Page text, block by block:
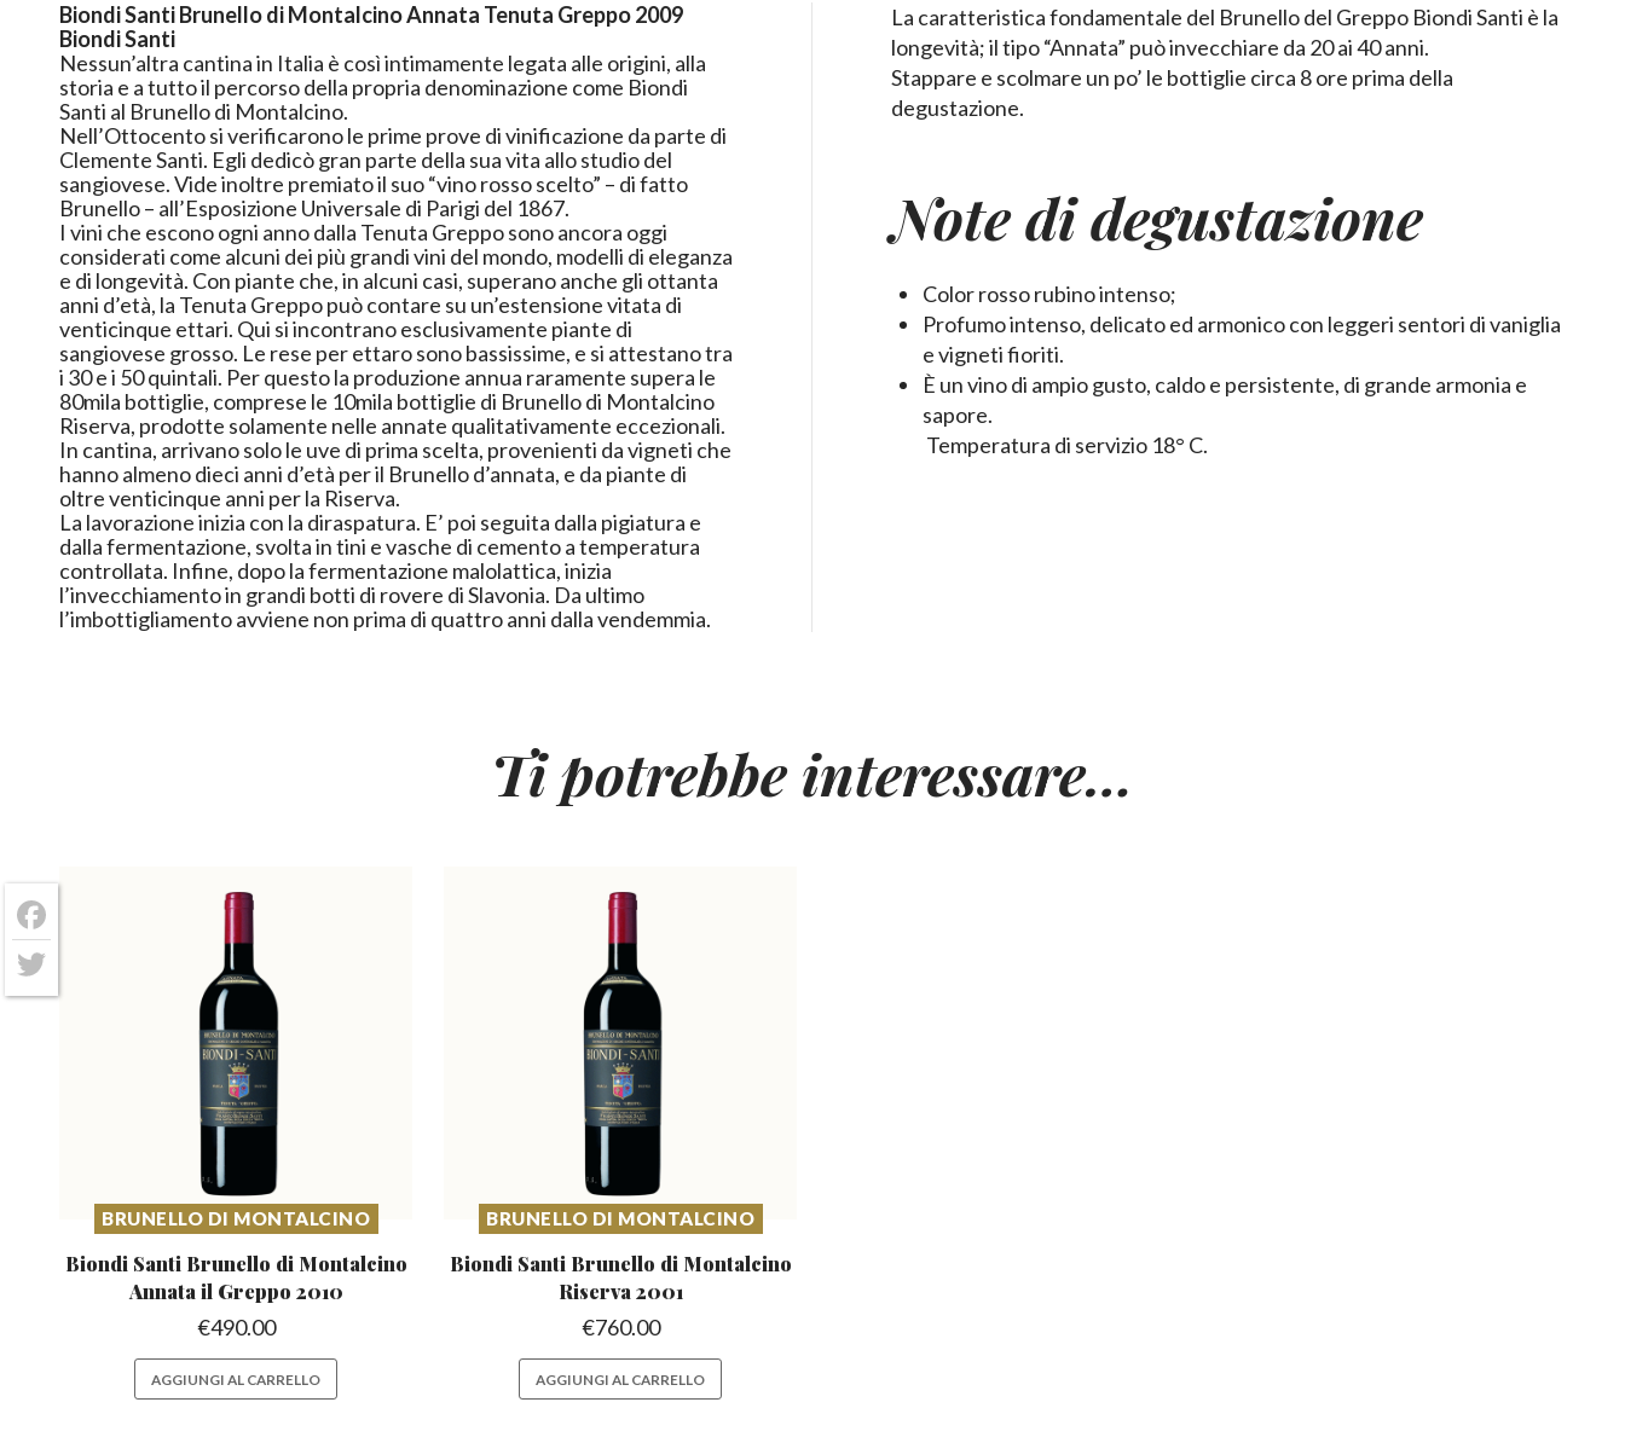
Biondi Santi Brunello di Montalcino Annata Tenuta Greppo 2009
Biondi Santi
Nessun’altra cantina in Italia è così intimamente legata alle origini, alla
storia e a tutto il percorso della propria denominazione come Biondi
Santi al Brunello di Montalcino.
Nell’Ottocento si verificarono le prime prove di vinificazione da parte di
Clemente Santi. Egli dedicò gran parte della sua vita allo studio del
sangiovese. Vide inoltre premiato il suo “vino rosso scelto” – di fatto
Brunello – all’Esposizione Universale di Parigi del 1867.
I vini che escono ogni anno dalla Tenuta Greppo sono ancora oggi
considerati come alcuni dei più grandi vini del mondo, modelli di eleganza
e di longevità. Con piante che, in alcuni casi, superano anche gli ottanta
anni d’età, la Tenuta Greppo può contare su un’estensione vitata di
venticinque ettari. Qui si incontrano esclusivamente piante di
sangiovese grosso. Le rese per ettaro sono bassissime, e si attestano tra
i 30 e i 50 quintali. Per questo la produzione annua raramente supera le
80mila bottiglie, comprese le 10mila bottiglie di Brunello di Montalcino
Riserva, prodotte solamente nelle annate qualitativamente eccezionali.
In cantina, arrivano solo le uve di prima scelta, provenienti da vigneti che
hanno almeno dieci anni d’età per il Brunello d’annata, e da piante di
oltre venticinque anni per la Riserva.
La lavorazione inizia con la diraspatura. E’ poi seguita dalla pigiatura e
dalla fermentazione, svolta in tini e vasche di cemento a temperatura
controllata. Infine, dopo la fermentazione malolattica, inizia
l’invecchiamento in grandi botti di rovere di Slavonia. Da ultimo
l’imbottigliamento avviene non prima di quattro anni dalla vendemmia.
La caratteristica fondamentale del Brunello del Greppo Biondi Santi è la
longevità; il tipo “Annata” può invecchiare da 20 ai 40 anni.
Stappare e scolmare un po’ le bottiglie circa 8 ore prima della
degustazione.
Note di degustazione
Color rosso rubino intenso;
Profumo intenso, delicato ed armonico con leggeri sentori di vaniglia
e vigneti fioriti.
È un vino di ampio gusto, caldo e persistente, di grande armonia e
sapore.
Temperatura di servizio 18° C.
Ti potrebbe interessare…
BRUNELLO DI MONTALCINO
Biondi Santi Brunello di Montalcino
Annata il Greppo 2010
€490.00
AGGIUNGI AL CARRELLO
BRUNELLO DI MONTALCINO
Biondi Santi Brunello di Montalcino
Riserva 2001
€760.00
AGGIUNGI AL CARRELLO
Facebook
Twitter